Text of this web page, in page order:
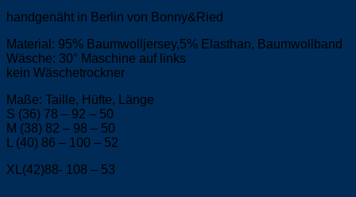
handgenäht in Berlin von Bonny&Ried
Material: 95% Baumwolljersey,5% Elasthan, Baumwollband
Wäsche: 30° Maschine auf links
kein Wäschetrockner
Maße: Taille, Hüfte, Länge
S (36) 78 – 92 – 50
M (38) 82 – 98 – 50
L (40) 86 – 100 – 52
XL(42)88- 108 – 53